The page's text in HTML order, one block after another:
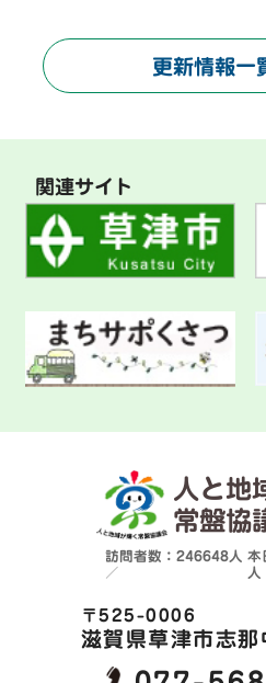
更新情報一
関連サイト
人と地
常盤協
訪問者数：246648人
／
本
人
〒525-0006
滋賀県草津市志